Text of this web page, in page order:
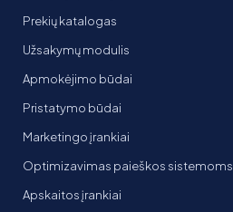
Prekių katalogas
Užsakymų modulis
Apmokėjimo būdai
Pristatymo būdai
Marketingo įrankiai
Optimizavimas paieškos sistemoms
Apskaitos įrankiai